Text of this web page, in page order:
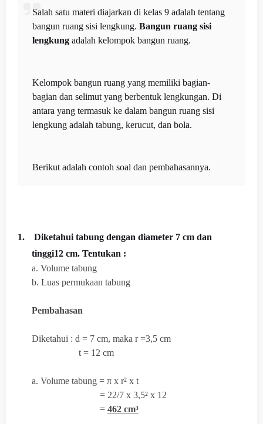
Salah satu materi diajarkan di kelas 9 adalah tentang
bangun ruang sisi lengkung. Bangun ruang sisi
lengkung adalah kelompok bangun ruang.
Kelompok bangun ruang yang memiliki bagian-
bagian dan selimut yang berbentuk lengkungan. Di
antara yang termasuk ke dalam bangun ruang sisi
lengkung adalah tabung, kerucut, dan bola.
Berikut adalah contoh soal dan pembahasannya.
1.
Diketahui tabung dengan diameter 7 cm dan
tinggi12 cm. Tentukan :
a. Volume tabung
b. Luas permukaan tabung
Pembahasan
Diketahui : d = 7 cm, maka r =3,5 cm
t = 12 cm
a. Volume tabung = π x r² x t
= 22/7 x 3,5² x 12
= 462 cm³